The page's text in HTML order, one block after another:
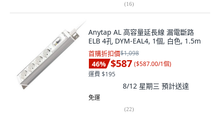
(16)
Anytap AL 高容量延長線 漏電斷路
ELB 4孔 DYM-EAL4, 1個, 白色, 1.5m
首購折扣價$1,098
46% $587 ($587.00/1個)
運費 $195
8/12 星期三 預計送達
免運
(22)